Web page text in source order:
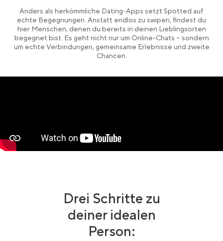
Anders als herkömmliche Dating-Apps setzt Spotted auf
echte Begegnungen. Anstatt endlos zu swipen, findest du
hier Menschen, denen du bereits in deinen Lieblingsorten
begegnet bist. Es geht nicht nur um Online-Chats – sondern
um echte Verbindungen, gemeinsame Erlebnisse und zweite
Chancen.
Drei Schritte zu
deiner idealen
Person: